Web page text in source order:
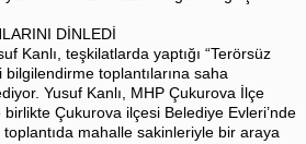
DİNLEDİ
Kanlı, teşkilatlarda yaptığı “Terörsüz
toplantılarına saha
Yusuf Kanlı, MHP Çukurova İlçe
Çukurova ilçesi Belediye Evleri’nde
mahalle sakinleriyle bir araya